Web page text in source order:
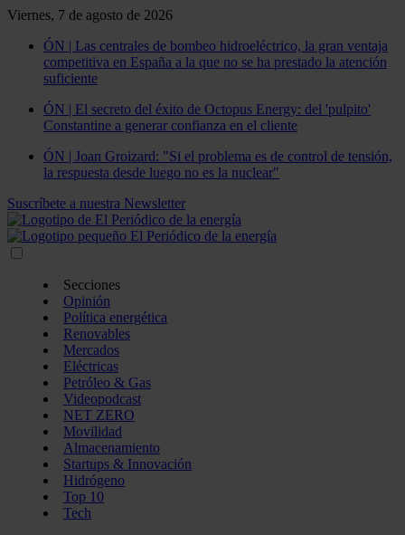
Viernes, 7 de agosto de 2026
ÓN | Las centrales de bombeo hidroeléctrico, la gran ventaja
competitiva en España a la que no se ha prestado la atención
suficiente
ÓN | El secreto del éxito de Octopus Energy: del 'pulpito'
Constantine a generar confianza en el cliente
ÓN | Joan Groizard: "Si el problema es de control de tensión,
la respuesta desde luego no es la nuclear"
Suscríbete a nuestra Newsletter
Secciones
Opinión
Política energética
Renovables
Mercados
Eléctricas
Petróleo & Gas
Videopodcast
NET ZERO
Movilidad
Almacenamiento
Startups & Innovación
Hidrógeno
Top 10
Tech